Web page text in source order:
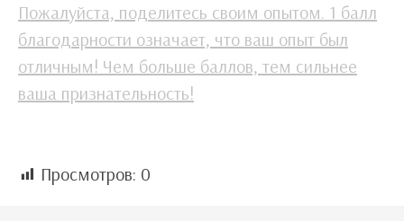
Пожалуйста, поделитесь своим опытом. 1 балл
благодарности означает, что ваш опыт был
отличным! Чем больше баллов, тем сильнее
ваша признательность!
Просмотров: 0